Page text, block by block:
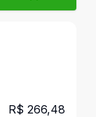
R$ 266,48